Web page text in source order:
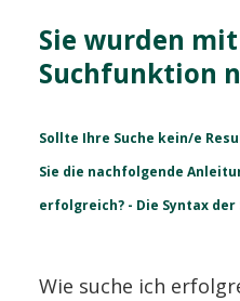
Sie wurden
Suchfunktion
Sollte Ihre Suche kein/e
Sie die nachfolgende
erfolgreich? - Die Syntax
Wie suche ich